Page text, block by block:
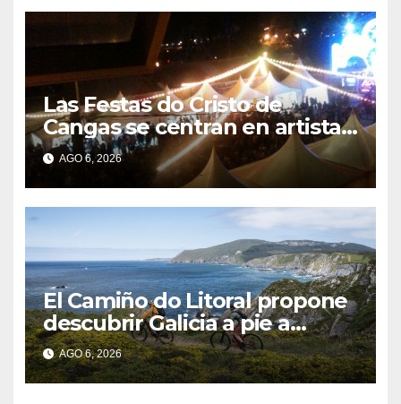
Las Festas do Cristo de
Cangas se centran en artistas
gallegos
AGO 6, 2026
El Camiño do Litoral propone
descubrir Galicia a pie a
través de más de 1.300
kilómetros
AGO 6, 2026